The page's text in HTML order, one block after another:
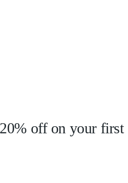
off on your first